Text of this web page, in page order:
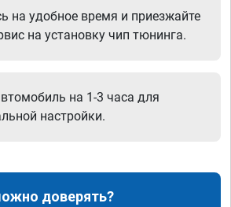
на удобное время и приезжайте
на установку чип тюнинга.
на 1-3 часа для
настройки.
доверять?